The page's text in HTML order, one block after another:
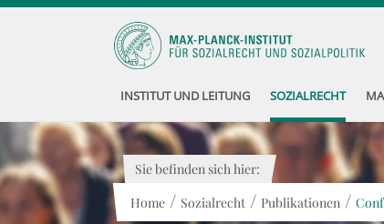
INSTITUT UND LEITUNG SOZIALRECHT
Sie befinden sich hier:
Home / Sozialrecht / Publikationen /